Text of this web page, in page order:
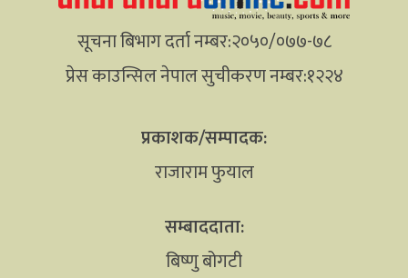
सूचना बिभाग दर्ता नम्बर:२०५०/०७७-७८
प्रेस काउन्सिल नेपाल सुचीकरण नम्बर:१२२४
प्रकाशक/सम्पादक:
राजाराम फुयाल
सम्बाददाता:
बिष्णु बोगटी